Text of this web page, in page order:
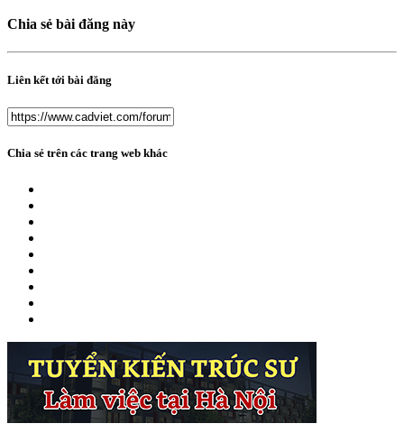
Chia sẻ bài đăng này
Liên kết tới bài đăng
Chia sẻ trên các trang web khác